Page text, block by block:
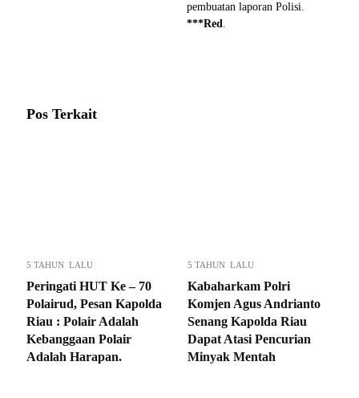
pembuatan laporan Polisi.
***Red.
Pos Terkait
5 TAHUN LALU
Peringati HUT Ke – 70
Polairud, Pesan Kapolda
Riau : Polair Adalah
Kebanggaan Polair
Adalah Harapan.
5 TAHUN LALU
Kabaharkam Polri
Komjen Agus Andrianto
Senang Kapolda Riau
Dapat Atasi Pencurian
Minyak Mentah